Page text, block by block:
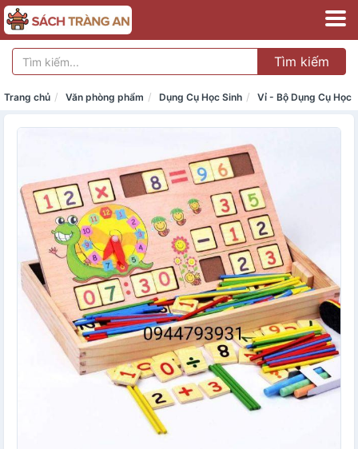
Tìm kiếm
Trang chủ Văn phòng phẩm Dụng Cụ Học Sinh Vỉ - Bộ Dụng Cụ Học